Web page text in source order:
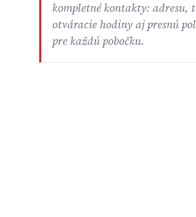
kompletné kontakty: adresu,
otváracie hodiny aj presnú
pre každú pobočku.